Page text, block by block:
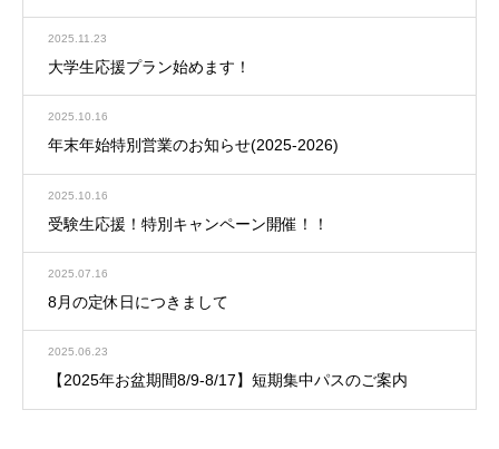
2025.11.23
大学生応援プラン始めます！
2025.10.16
年末年始特別営業のお知らせ(2025-2026)
2025.10.16
受験生応援！特別キャンペーン開催！！
2025.07.16
8月の定休日につきまして
2025.06.23
【2025年お盆期間8/9-8/17】短期集中パスのご案内